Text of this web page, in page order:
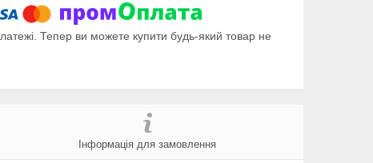
Тепер ви можете купити будь-який товар не
Інформація для замовлення